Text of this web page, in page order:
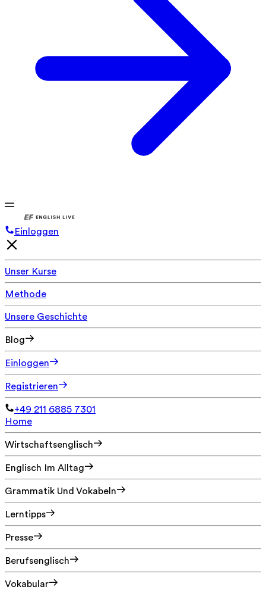
Einloggen
Unser Kurse
Methode
Unsere Geschichte
Blog
Einloggen
Registrieren
+49 211 6885 7301
Home
Wirtschaftsenglisch
Englisch Im Alltag
Grammatik Und Vokabeln
Lerntipps
Presse
Berufsenglisch
Vokabular